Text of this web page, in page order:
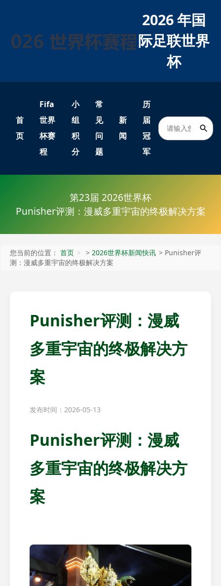
2026 年国
际足联世界
杯
首
页
Fifa
世界
杯赛
程
小
组
积
分
常
见
问
题
新
闻
历
届
冠
军
第23届 2026世界杯
Punisher评测：漫威多重宇宙的终极解决方案
您当前的位置： 首页 > 2026世界杯新闻快讯 > Punisher评
测：漫威多重宇宙的终极解决方案
Punisher评测：漫威
多重宇宙的终极解决方
案
发布时间：2026-05-13
Punisher评测：漫威
多重宇宙的终极解决方
案